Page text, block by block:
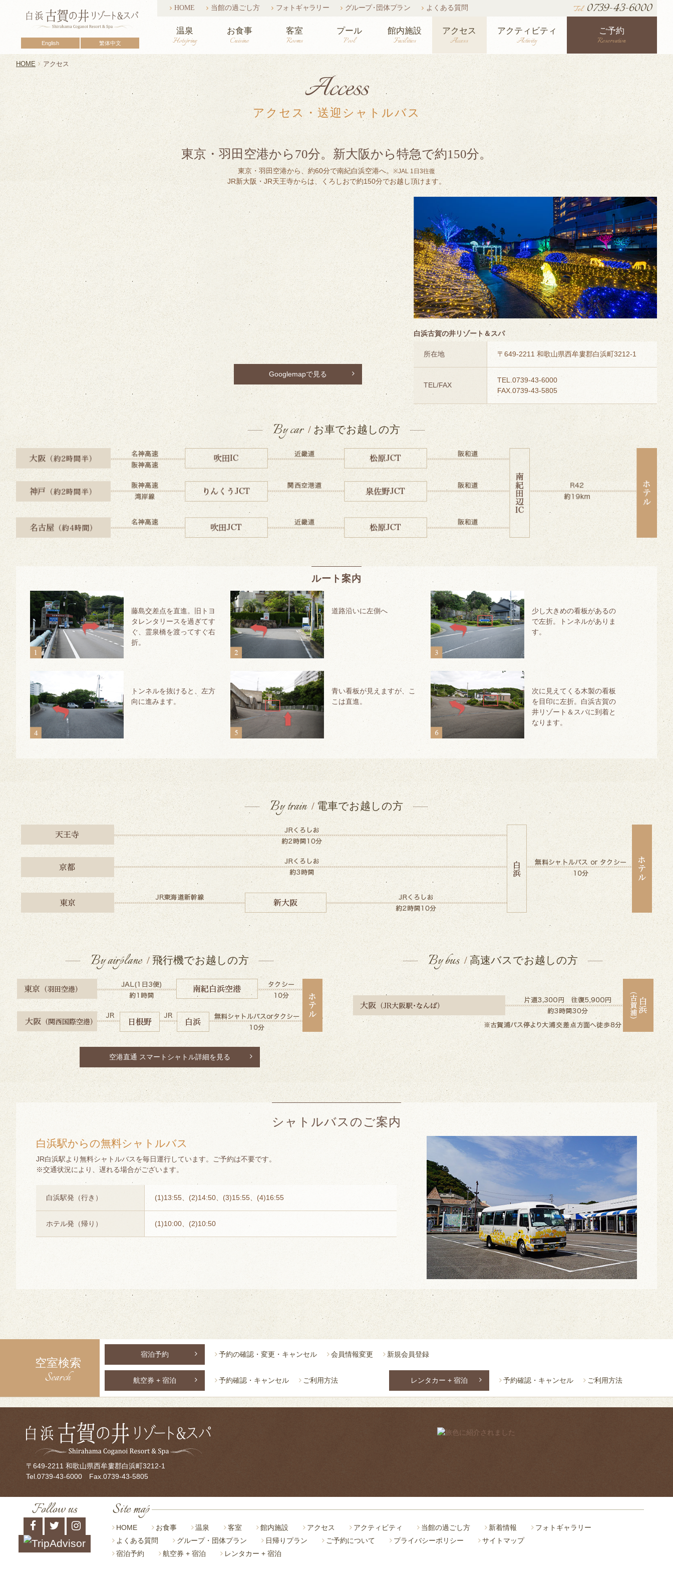
English 繁体中文
HOME 当館の過ごし方 フォトギャラリー グループ・ 団体プラン よくある質問 Tel. 0739-43-6000
温泉
Hotspring
お食事
Cuisine
客室
Rooms
プール
Pool
館内施設
Facilities
アクセス
Access
アクティビティ
Activity
ご予約
Reservation
HOME アクセス
Access
アクセス・送迎シャトルバス
東京・羽田空港から70分。 新大阪から特急で約150分。
東京・羽田空港から、約60分で南紀白浜空港へ。 ※JAL 1日3往復
JR新大阪・JR天王寺からは、くろしおで約150分でお越し頂けます。
Googlemapで見る
白浜古賀の井リゾート＆スパ
所在地 〒649-2211 和歌山県西牟婁郡白浜町3212-1
TEL/FAX
TEL.0739-43-6000
FAX.0739-43-5805
By car / お車でお越しの方
ルート案内
藤島交差点を直進。旧トヨ
タレンタリースを過ぎてす
ぐ、霊泉橋を渡ってすぐ右
折。
道路沿いに左側へ
少し大きめの看板があるの
で左折。トンネルがありま
す。
トンネルを抜けると、左方
向に進みます。
青い看板が見えますが、こ
こは直進。
次に見えてくる木製の看板
を目印に左折。白浜古賀の
井リゾート＆スパに到着と
なります。
By train / 電車でお越しの方
By airplane / 飛行機でお越しの方
空港直通 スマートシャトル詳細を見る
By bus / 高速バスでお越しの方
シャトルバスのご案内
白浜駅からの無料シャトルバス
JR白浜駅より無料シャトルバスを毎日運行しています。ご予約は不要です。
※交通状況により、遅れる場合がございます。
白浜駅発（行き） (1)13:55、(2)14:50、(3)15:55、(4)16:55
ホテル発（帰り） (1)10:00、(2)10:50
空室検索
Search
宿泊予約 予約の確認・変更・キャンセル 会員情報変更 新規会員登録
航空券 + 宿泊 予約確認・キャンセル ご利用方法 レンタカー + 宿泊 予約確認・キャンセル ご利用方法
〒649-2211 和歌山県西牟婁郡白浜町3212-1
Tel. 0739-43-6000 Fax.0739-43-5805
Follow us Site map
HOME お食事 温泉 客室 館内施設 アクセス アクティビティ 当館の過ごし方 新着情報
フォトギャラリー
よくある質問
グループ・団体プラン 日帰りプラン ご予約について プライバシーポリシー
サイトマップ
宿泊予約
航空券 + 宿泊 レンタカー + 宿泊